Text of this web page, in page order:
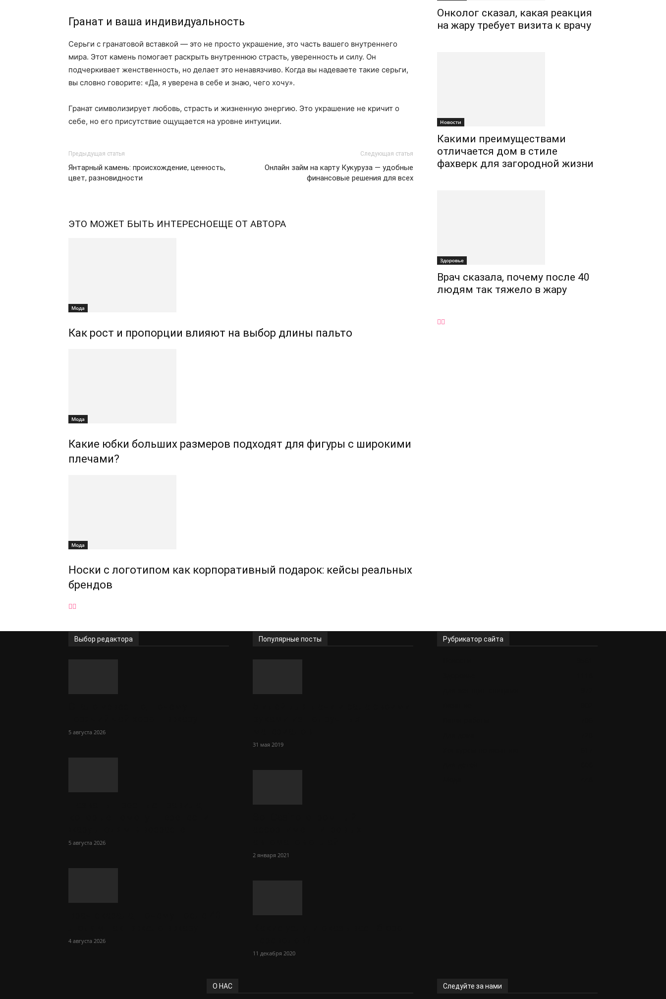
Гранат и ваша индивидуальность
Серьги с гранатовой вставкой — это не просто украшение, это часть вашего внутреннего
мира. Этот камень помогает раскрыть внутреннюю страсть, уверенность и силу. Он
подчеркивает женственность, но делает это ненавязчиво. Когда вы надеваете такие серьги,
вы словно говорите: «Да, я уверена в себе и знаю, чего хочу».
Гранат символизирует любовь, страсть и жизненную энергию. Это украшение не кричит о
себе, но его присутствие ощущается на уровне интуиции.
Предыдущая статья
Янтарный камень: происхождение, ценность,
цвет, разновидности
Следующая статья
Онлайн займ на карту Кукуруза — удобные
финансовые решения для всех
ЭТО МОЖЕТ БЫТЬ ИНТЕРЕСНОЕЩЕ ОТ АВТОРА
Мода
Как рост и пропорции влияют на выбор длины пальто
Мода
Какие юбки больших размеров подходят для фигуры с широкими
плечами?
Мода
Носки с логотипом как корпоративный подарок: кейсы реальных
брендов
Онколог сказал, какая реакция
на жару требует визита к врачу
Новости
Какими преимуществами
отличается дом в стиле
фахверк для загородной жизни
Здоровье
Врач сказала, почему после 40
людям так тяжело в жару
Выбор редактора
5 августа 2026
5 августа 2026
4 августа 2026
Популярные посты
31 мая 2019
2 января 2021
11 декабря 2020
Рубрикатор сайта
О НАС Следуйте за нами